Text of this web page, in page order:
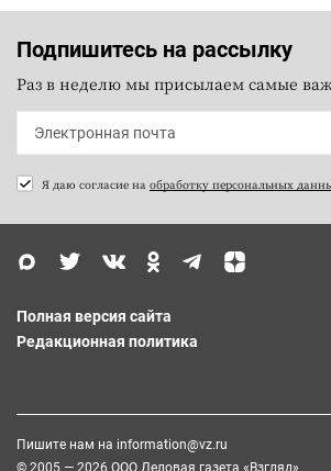
Подпишитесь на рассылку
Раз в неделю мы присылаем самые
Я даю согласие на обработку персональных
Полная версия сайта
Редакционная политика
Пишите нам на information@vz.ru
© 2005 — 2026 ООО Деловая газета «Взгляд»